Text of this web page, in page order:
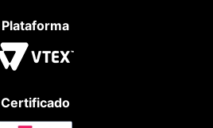
Plataforma
Certificado